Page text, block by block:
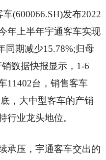
(600066.SH)发布2022
年上半年宇通客车实现
同期减少15.78%;归母
数据快报显示，1-6
11402台，销售客车
，大中型客车的产销
行业龙头地位。
承压，宇通客车交出的